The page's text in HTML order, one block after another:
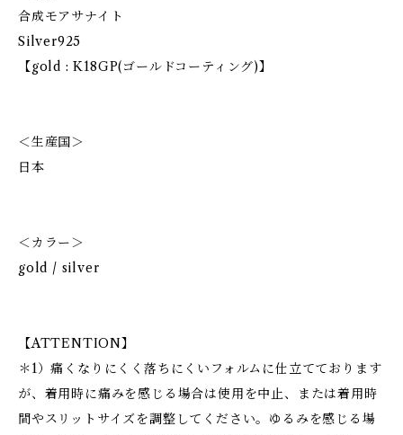
合成モアサナイト
Silver925
【gold : K18GP(ゴールドコーティング)】
＜生産国＞
日本
＜カラー＞
gold / silver
【ATTENTION】
＊1）痛くなりにくく落ちにくいフォルムに仕立てております
が、着用時に痛みを感じる場合は使用を中止、または着用時
間やスリットサイズを調整してください。ゆるみを感じる場